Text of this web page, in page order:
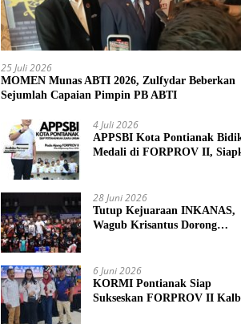
25 Juli 2026
MOMEN Munas ABTI 2026, Zulfydar Beberkan
Sejumlah Capaian Pimpin PB ABTI
4 Juli 2026
APPSBI Kota Pontianak
Medali di FORPROV II,
28 Juni 2026
Tutup Kejuaraan INKANAS,
Wagub Krisantus Dorong
6 Juni 2026
KORMI Pontianak Siap
Sukseskan FORPROV II